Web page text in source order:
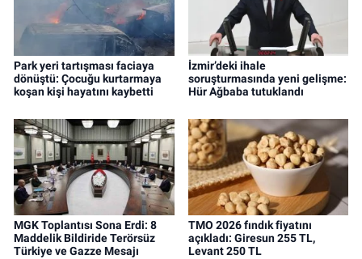
Park yeri tartışması faciaya
dönüştü: Çocuğu kurtarmaya
koşan kişi hayatını kaybetti
İzmir’deki ihale
soruşturmasında yeni gelişme:
Hür Ağbaba tutuklandı
MGK Toplantısı Sona Erdi: 8
Maddelik Bildiride Terörsüz
Türkiye ve Gazze Mesajı
TMO 2026 fındık fiyatını
açıkladı: Giresun 255 TL,
Levant 250 TL